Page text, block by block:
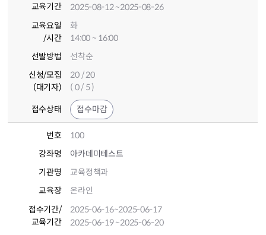
교육기간 2025-08-12~2025-08-26
교육요일
/시간
화
14:00 ~ 16:00
선발방법
선착순
신청/모집
(대기자)
20 / 20
( 0 / 5 )
접수상태 접수마감
번호
100
강좌명
아카데미테스트
기관명
교육정책과
교육장
온라인
접수기간/
교육기간
2025-06-16~2025-06-17
2025-06-19~2025-06-20